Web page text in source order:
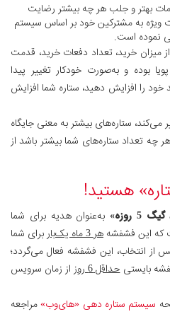
بهتر و جلب هر چه بیشتر رضایت
ویژه به مشترکین خود بر اساس سیستم
نموده است.
میزان خرید، تعداد دفعات خرید، قدمت
بوده و به‌صورت خودکار تغییر پیدا
را افزایش دهید، ستاره شما افزایش
شما بین 1 تا 7 تغییر می‌کند، ستاره‌های بیشتر به معنی جایگاه
چه تعداد ستاره‌های شما بیشتر باشد از
به‌عنوان هدیه برای شما
که این فشفشه هر 3 ماه یک‌بار
برای شما
از انتخاب، این فشفشه فعال می‌گردد؛
بایستیحداقل 6 روز
از زمان سرویس
سیستم ستاره دهی «های‌وب»مراجعه